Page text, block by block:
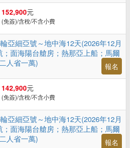
152,900元
(免簽)/含稅/不含小費
亞細亞號～地中海12天(2026年12月
；面海陽台艙房；熱那亞上船；馬爾
人省一萬)
報名
142,900元
(免簽)/含稅/不含小費
亞細亞號～地中海12天(2026年12月
；面海陽台艙房；熱那亞上船；馬爾
人省一萬)
報名